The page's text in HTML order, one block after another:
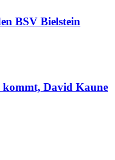
BSV Bielstein
David Kaune